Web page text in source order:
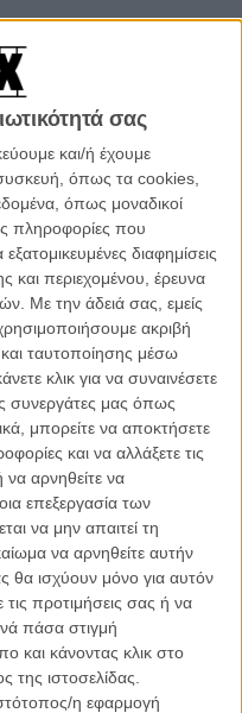
σας
και/ή έχουμε
όπως τα cookies,
όπως μοναδικοί
πληροφορίες που
διαφημίσεις
και περιεχομένου, έρευνα
Με την άδειά σας, εμείς
ακριβή
ταυτοποίησης μέσω
κλικ για να συναινέσετε
συνεργάτες μας όπως
μπορείτε να αποκτήσετε
και να αλλάξετε τις
να αρνηθείτε να
επεξεργασία των
να μην απαιτεί τη
να αρνηθείτε αυτήν
θα ισχύουν μόνο για αυτόν
προτιμήσεις σας ή να
πάσα στιγμή
και κάνοντας κλικ στο
ιστοσελίδας.
η εφαρμογή
μάθαμε για το μέλλον